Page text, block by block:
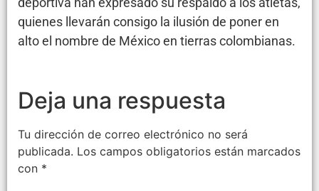
quienes llevarán consigo la ilusión de poner en
alto el nombre de México en tierras colombianas.
Deja una respuesta
Tu dirección de correo electrónico no será
publicada. Los campos obligatorios están marcados
con *